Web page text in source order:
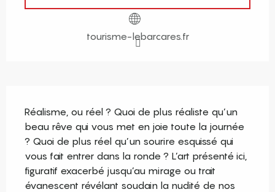
tourisme-lebarcares.fr
Réalisme, ou réel ? Quoi de plus réaliste qu’un
beau rêve qui vous met en joie toute la journée
? Quoi de plus réel qu’un sourire esquissé qui
vous fait entrer dans la ronde ? L’art présenté ici,
figuratif exacerbé jusqu’au mirage ou trait
évanescent révélant soudain la nudité de nos